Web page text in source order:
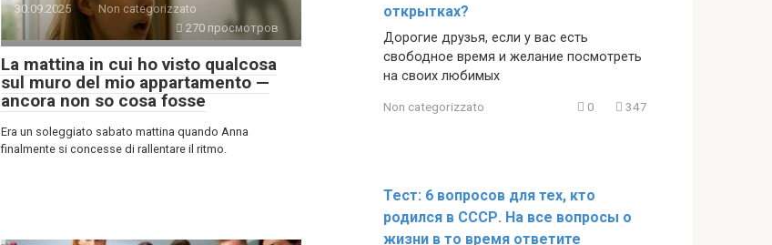
30.09.2025
Non categorizzato
270 просмотров
La mattina in cui ho visto qualcosa
sul muro del mio appartamento —
ancora non so cosa fosse
Era un soleggiato sabato mattina quando Anna
finalmente si concesse di rallentare il ritmo.
открытках?
Дорогие друзья, если у вас есть
свободное время и желание посмотреть
на своих любимых
Non categorizzato 0 347
Тест: 6 вопросов для тех, кто
родился в СССР. На все вопросы о
жизни в то время ответите